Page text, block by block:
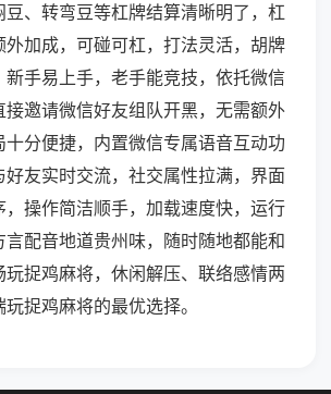
、转弯豆等杠牌结算清晰明了，杠
外加成，可碰可杠，打法灵活，胡牌
新手易上手，老手能竞技，依托微信
接邀请微信好友组队开黑，无需额外
分便捷，内置微信专属语音互动功
好友实时交流，社交属性拉满，界面
，操作简洁顺手，加载速度快，运行
配音地道贵州味，随时随地都能和
捉鸡麻将，休闲解压、联络感情两
捉鸡麻将的最优选择。